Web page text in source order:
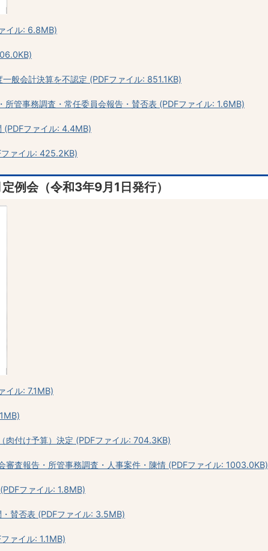
イル: 6.8MB)
般会計決算を不認定 (PDFファイル: 851.1KB)
所管事務調査・常任委員会報告・賛否表 (PDFファイル: 1.6MB)
(PDFファイル: 4.4MB)
ァイル: 425.2KB)
例会（令和3年9月1日発行）
イル: 7.1MB)
肉付け予算）決定 (PDFファイル: 704.3KB)
審査報告・所管事務調査・人事案件・陳情 (PDFファイル: 1003.0KB)
ファイル: 1.8MB)
賛否表 (PDFファイル: 3.5MB)
ァイル: 1.1MB)